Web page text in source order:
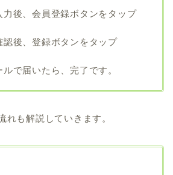
力後、会員登録ボタンをタップ
認後、登録ボタンをタップ
で届いたら、完了です。
れも解説していきます。